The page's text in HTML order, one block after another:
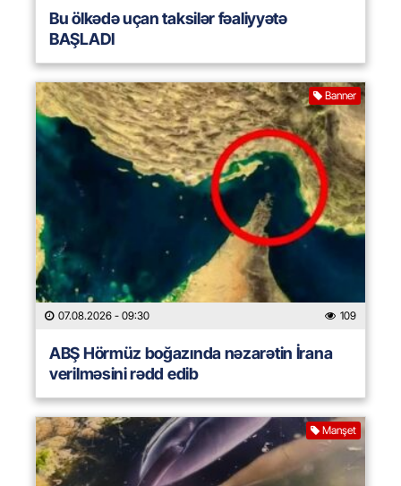
Bu ölkədə uçan taksilər fəaliyyətə
BAŞLADI
Banner
07.08.2026 - 09:30 109
ABŞ Hörmüz boğazında nəzarətin İrana
verilməsini rədd edib
Manşet